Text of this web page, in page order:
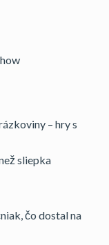
– hry s
sliepka
čo dostal na